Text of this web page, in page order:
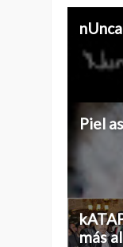
Piel
más